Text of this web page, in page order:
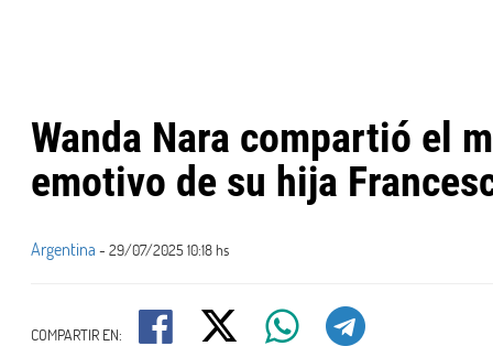
Wanda Nara compartió el
emotivo de su hija
Argentina - 29/07/2025 10:18 hs
COMPARTIR EN: